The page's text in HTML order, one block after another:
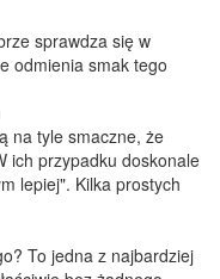
sprawdza się w
odmienia smak tego
na tyle smaczne, że
ich przypadku doskonale
lepiej". Kilka prostych
To jedna z najbardziej